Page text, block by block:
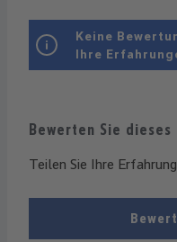
Bewerten Sie
Teilen Sie Ihre
Keine
Ihre